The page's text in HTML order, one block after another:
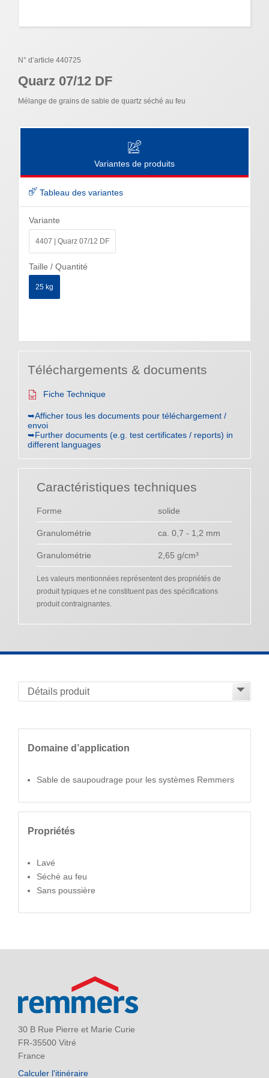
N° d’article 440725
Quarz 07/12 DF
Mélange de grains de sable de quartz séché au feu
Variantes de produits
Tableau des variantes
Variante
4407 | Quarz 07/12 DF
Taille / Quantité
25 kg
Téléchargements & documents
Fiche Technique
➥Afficher tous les documents pour téléchargement /
envoi
➥Further documents (e.g. test certificates / reports) in
different languages
Caractéristiques techniques
Forme solide
Granulométrie ca. 0,7 - 1,2 mm
Granulométrie 2,65 g/cm³
Les valeurs mentionnées représentent des propriétés de
produit typiques et ne constituent pas des spécifications
produit contraignantes.
Domaine d’application
Sable de saupoudrage pour les systèmes Remmers
Propriétés
Lavé
Séché au feu
Sans poussière
30 B Rue Pierre et Marie Curie
FR-35500 Vitré
France
Calculer l'itinéraire